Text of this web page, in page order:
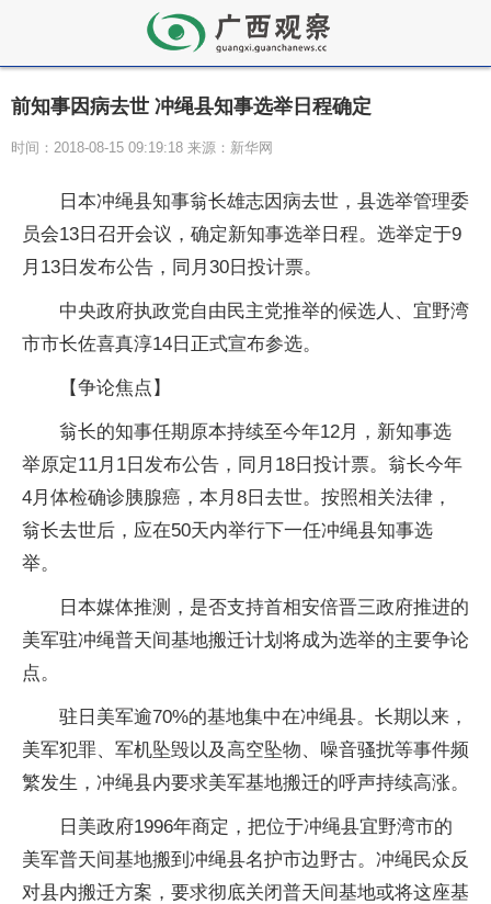
前知事因病去世 冲绳县知事选举日程确定
时间：2018-08-15 09:19:18 来源：新华网
日本冲绳县知事翁长雄志因病去世，县选举管理委
员会13日召开会议，确定新知事选举日程。选举定于9
月13日发布公告，同月30日投计票。
中央政府执政党自由民主党推举的候选人、宜野湾
市市长佐喜真淳14日正式宣布参选。
【争论焦点】
翁长的知事任期原本持续至今年12月，新知事选
举原定11月1日发布公告，同月18日投计票。翁长今年
4月体检确诊胰腺癌，本月8日去世。按照相关法律，
翁长去世后，应在50天内举行下一任冲绳县知事选
举。
日本媒体推测，是否支持首相安倍晋三政府推进的
美军驻冲绳普天间基地搬迁计划将成为选举的主要争论
点。
驻日美军逾70%的基地集中在冲绳县。长期以来，
美军犯罪、军机坠毁以及高空坠物、噪音骚扰等事件频
繁发生，冲绳县内要求美军基地搬迁的呼声持续高涨。
日美政府1996年商定，把位于冲绳县宜野湾市的
美军普天间基地搬到冲绳县名护市边野古。冲绳民众反
对县内搬迁方案，要求彻底关闭普天间基地或将这座基